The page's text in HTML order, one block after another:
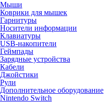
Мыши
Коврики для мышек
Гарнитуры
Носители информации
Клавиатуры
USB-накопители
Геймпады
Зарядные устройства
Кабели
Джойстики
Рули
Дополнительное оборудование
Nintendo Switch